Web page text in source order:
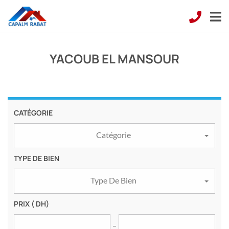
YACOUB EL MANSOUR
CATÉGORIE
Catégorie
TYPE DE BIEN
Type De Bien
PRIX ( DH)